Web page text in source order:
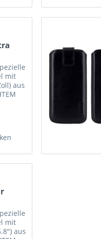
mit
aus
und
mit
aus